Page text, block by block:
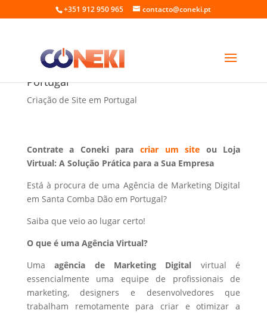
+351 912 950 965 contacto@coneki.pt
Marketing Digital em Santa Comba Dão
Portugal
Criação de Site em Portugal
Contrate a Coneki para criar um site ou Loja
Virtual: A Solução Prática para a Sua Empresa
Está à procura de uma Agência de Marketing Digital
em Santa Comba Dão em Portugal?
Saiba que veio ao lugar certo!
O que é uma Agência Virtual?
Umaagência de Marketing Digital virtual é
essencialmente uma equipe de profissionais de
marketing, designers e desenvolvedores que
trabalham remotamente para criar e otimizar a